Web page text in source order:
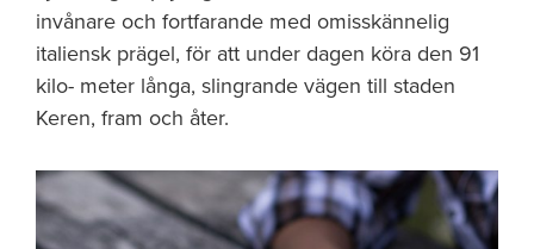
invånare och fortfarande med omisskännelig
italiensk prägel, för att under dagen köra den 91
kilo- meter långa, slingrande vägen till staden
Keren, fram och åter.